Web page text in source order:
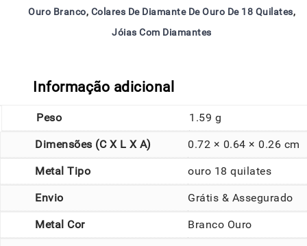
Ouro Branco, Colares De Diamante De Ouro De 18 Quilates,
Jóias Com Diamantes
Informação adicional
Peso 1.59 g
Dimensões (C X L X A) 0.72 × 0.64 × 0.26 cm
Metal Tipo ouro 18 quilates
Envio Grátis & Assegurado
Metal Cor Branco Ouro